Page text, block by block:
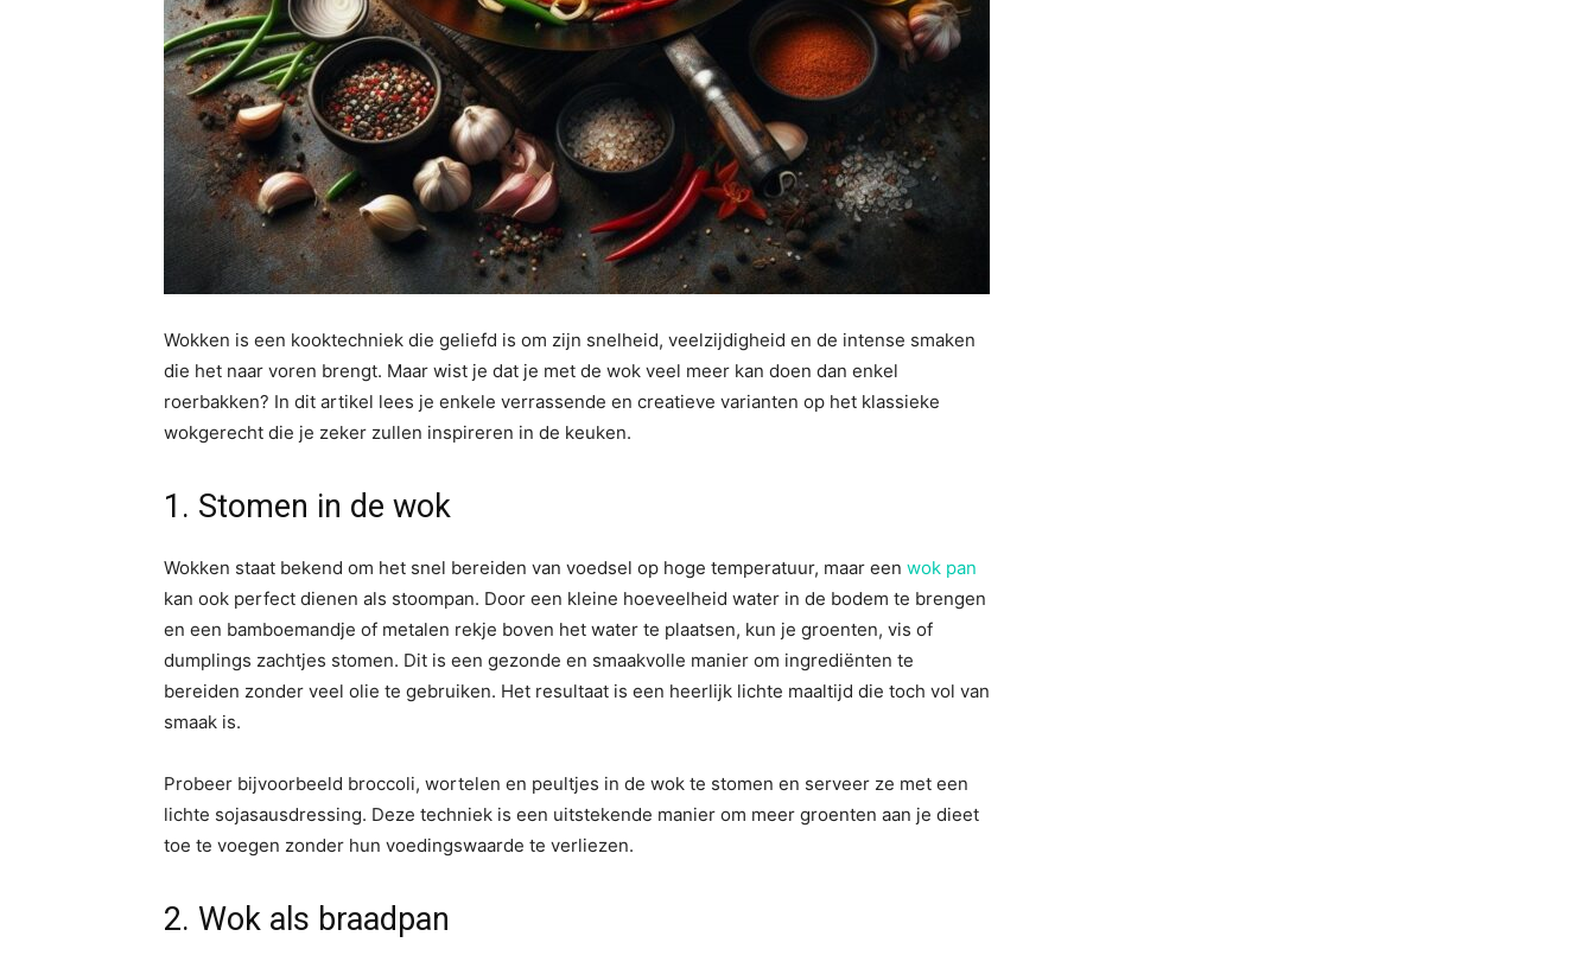
Wokken is een kooktechniek die geliefd is om zijn snelheid, veelzijdigheid en de intense smaken
die het naar voren brengt. Maar wist je dat je met de wok veel meer kan doen dan enkel
roerbakken? In dit artikel lees je enkele verrassende en creatieve varianten op het klassieke
wokgerecht die je zeker zullen inspireren in de keuken.
1. Stomen in de wok
Wokken staat bekend om het snel bereiden van voedsel op hoge temperatuur, maar een wok pan
kan ook perfect dienen als stoompan. Door een kleine hoeveelheid water in de bodem te brengen
en een bamboemandje of metalen rekje boven het water te plaatsen, kun je groenten, vis of
dumplings zachtjes stomen. Dit is een gezonde en smaakvolle manier om ingrediënten te
bereiden zonder veel olie te gebruiken. Het resultaat is een heerlijk lichte maaltijd die toch vol van
smaak is.
Probeer bijvoorbeeld broccoli, wortelen en peultjes in de wok te stomen en serveer ze met een
lichte sojasausdressing. Deze techniek is een uitstekende manier om meer groenten aan je dieet
toe te voegen zonder hun voedingswaarde te verliezen.
2. Wok als braadpan